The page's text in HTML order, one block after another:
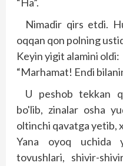
“Ha”.
Nimadir qirs etdi.
oqqan qon polning
Keyin yigit alamini oldi:
“Marhamat! Endi
U peshob tekkan
bo'lib, zinalar osha
oltinchi qavatga yetib,
Yana oyoq uchida
tovushlari, shivir-